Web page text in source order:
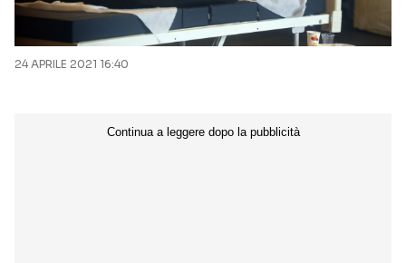
24 APRILE 2021 16:40